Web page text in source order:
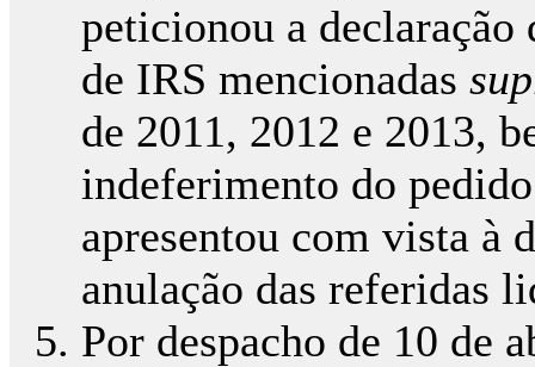
peticionou a
de IRS mencionadas
de 2011, 2012 e 2013,
indeferimento do
apresentou com vista à
anulação das referidas
Por despacho de 10 de